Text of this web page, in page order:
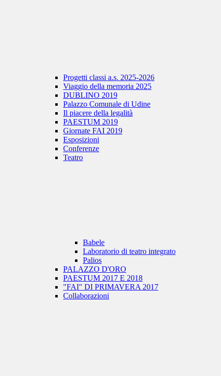
Progetti classi a.s. 2025-2026
Viaggio della memoria 2025
DUBLINO 2019
Palazzo Comunale di Udine
Il piacere della legalità
PAESTUM 2019
Giornate FAI 2019
Esposizioni
Conferenze
Teatro
Babele
Laboratorio di teatro integrato
Palios
PALAZZO D'ORO
PAESTUM 2017 E 2018
"FAI" DI PRIMAVERA 2017
Collaborazioni